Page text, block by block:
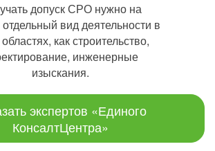
допуск СРО нужно на
вид деятельности в
как строительство,
инженерные
изыскания.
экспертов «Единого
КонсалтЦентра»